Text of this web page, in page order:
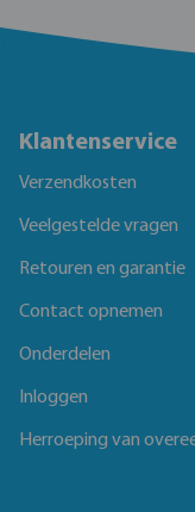
Klantenservice
Verzendkosten
Veelgestelde vragen
Retouren en garantie
Contact opnemen
Onderdelen
Inloggen
Herroeping van